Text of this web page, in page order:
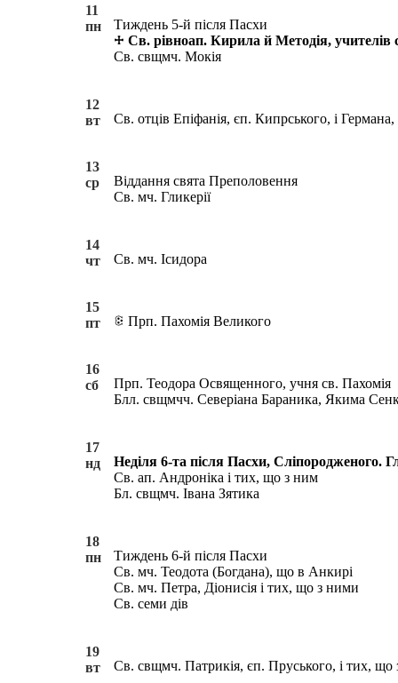
11
пн
Тиждень 5-й після Пасхи
Св. рівноап. Кирила й Методія, учителів
Св. свщмч. Мокія
12
вт
Св. отців Епіфанія, єп. Кипрського, і
13
ср
Віддання свята Преполовення
Св. мч. Гликерії
14
чт
Св. мч. Ісидора
15
пт
Прп. Пахомія Великого
16
сб
Прп. Теодора Освященного, учня св. Пахомія
Блл. свщмчч. Северіана Бараника, Якима
17
нд
Неділя 6-та після Пасхи, Сліпородженого.
Св. ап. Андроніка і тих, що з ним
Бл. свщмч. Івана Зятика
18
пн
Тиждень 6-й після Пасхи
Св. мч. Теодота (Богдана), що в Анкирі
Св. мч. Петра, Діонисія і тих, що з ними
Св. семи дів
19
вт
Св. свщмч. Патрикія, єп. Пруського, і тих, що